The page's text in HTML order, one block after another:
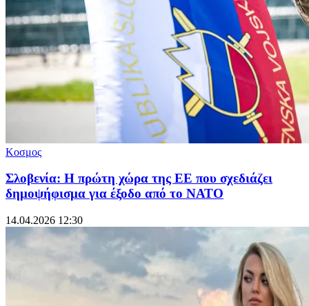
Κοσμος
Σλοβενία: Η πρώτη χώρα της ΕΕ που σχεδιάζει
δημοψήφισμα για έξοδο από το ΝΑΤΟ
14.04.2026 12:30